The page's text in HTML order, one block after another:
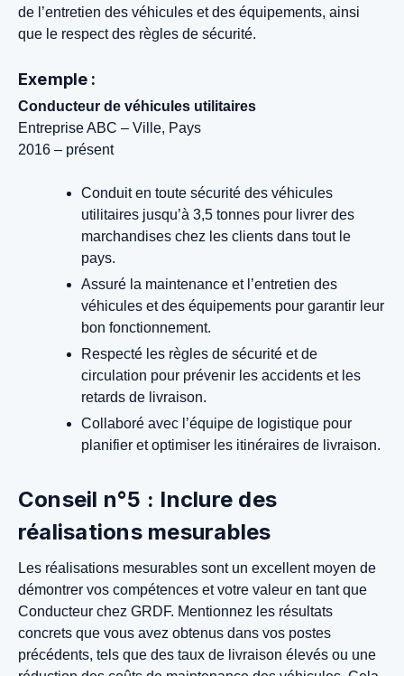
de l’entretien des véhicules et des équipements, ainsi
que le respect des règles de sécurité.
Exemple :
Conducteur de véhicules utilitaires
Entreprise ABC – Ville, Pays
2016 – présent
Conduit en toute sécurité des véhicules
utilitaires jusqu’à 3,5 tonnes pour livrer des
marchandises chez les clients dans tout le
pays.
Assuré la maintenance et l’entretien des
véhicules et des équipements pour garantir leur
bon fonctionnement.
Respecté les règles de sécurité et de
circulation pour prévenir les accidents et les
retards de livraison.
Collaboré avec l’équipe de logistique pour
planifier et optimiser les itinéraires de livraison.
Conseil n°5 : Inclure des
réalisations mesurables
Les réalisations mesurables sont un excellent moyen de
démontrer vos compétences et votre valeur en tant que
Conducteur chez GRDF. Mentionnez les résultats
concrets que vous avez obtenus dans vos postes
précédents, tels que des taux de livraison élevés ou une